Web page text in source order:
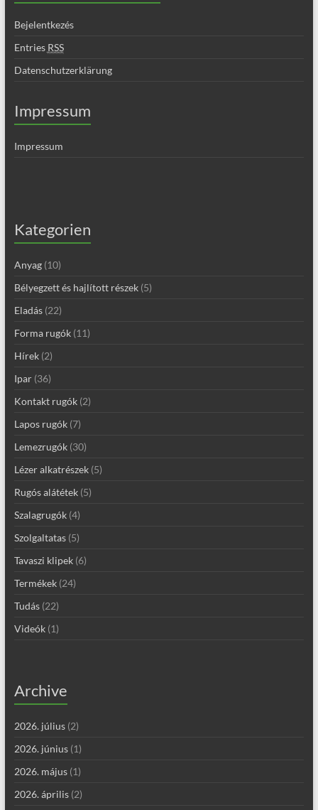
Bejelentkezés
Entries RSS
Datenschutzerklärung
Impressum
Impressum
Kategorien
Anyag(10)
Bélyegzett és hajlított részek(5)
Eladás(22)
Forma rugók(11)
Hírek(2)
Ipar(36)
Kontakt rugók(2)
Lapos rugók(7)
Lemezrugók(30)
Lézer alkatrészek(5)
Rugós alátétek(5)
Szalagrugók(4)
Szolgaltatas(5)
Tavaszi klipek(6)
Termékek(24)
Tudás(22)
Videók(1)
Archive
2026. július(2)
2026. június(1)
2026. május(1)
2026. április(2)